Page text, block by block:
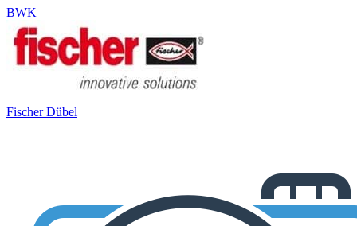
BWK
Fischer Dübel